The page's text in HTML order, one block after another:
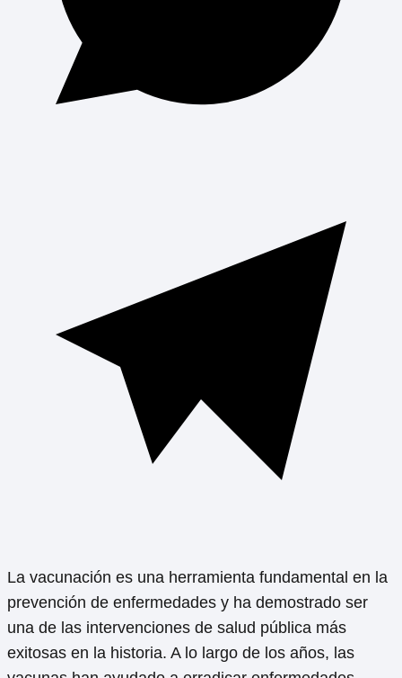
La vacunación es una herramienta fundamental en la
prevención de enfermedades y ha demostrado ser
una de las intervenciones de salud pública más
exitosas en la historia. A lo largo de los años, las